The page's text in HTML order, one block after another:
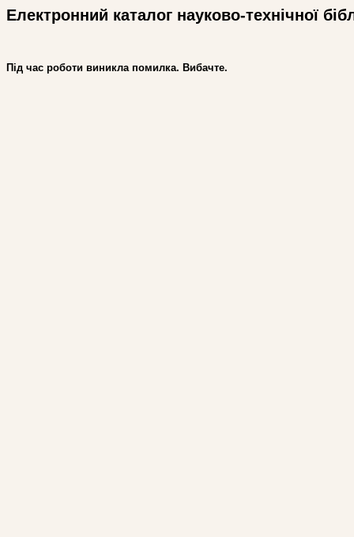
Електронний каталог науково-технічної
Під час роботи виникла помилка. Вибачте.